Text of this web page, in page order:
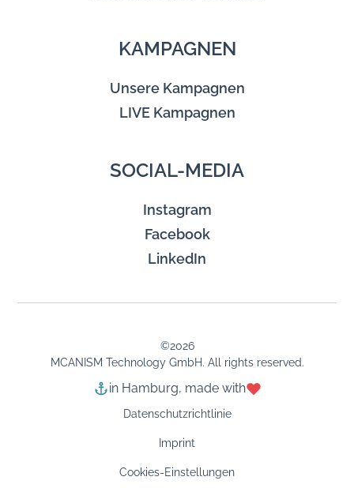
KAMPAGNEN
Unsere Kampagnen
LIVE Kampagnen
SOCIAL-MEDIA
Instagram
Facebook
LinkedIn
©2026
MCANISM Technology GmbH. All rights reserved.
in Hamburg, made with
Datenschutzrichtlinie
Imprint
Cookies-Einstellungen